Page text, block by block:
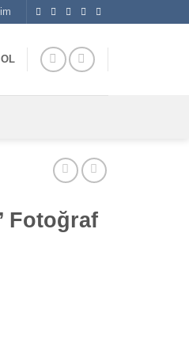
Fotoğraf